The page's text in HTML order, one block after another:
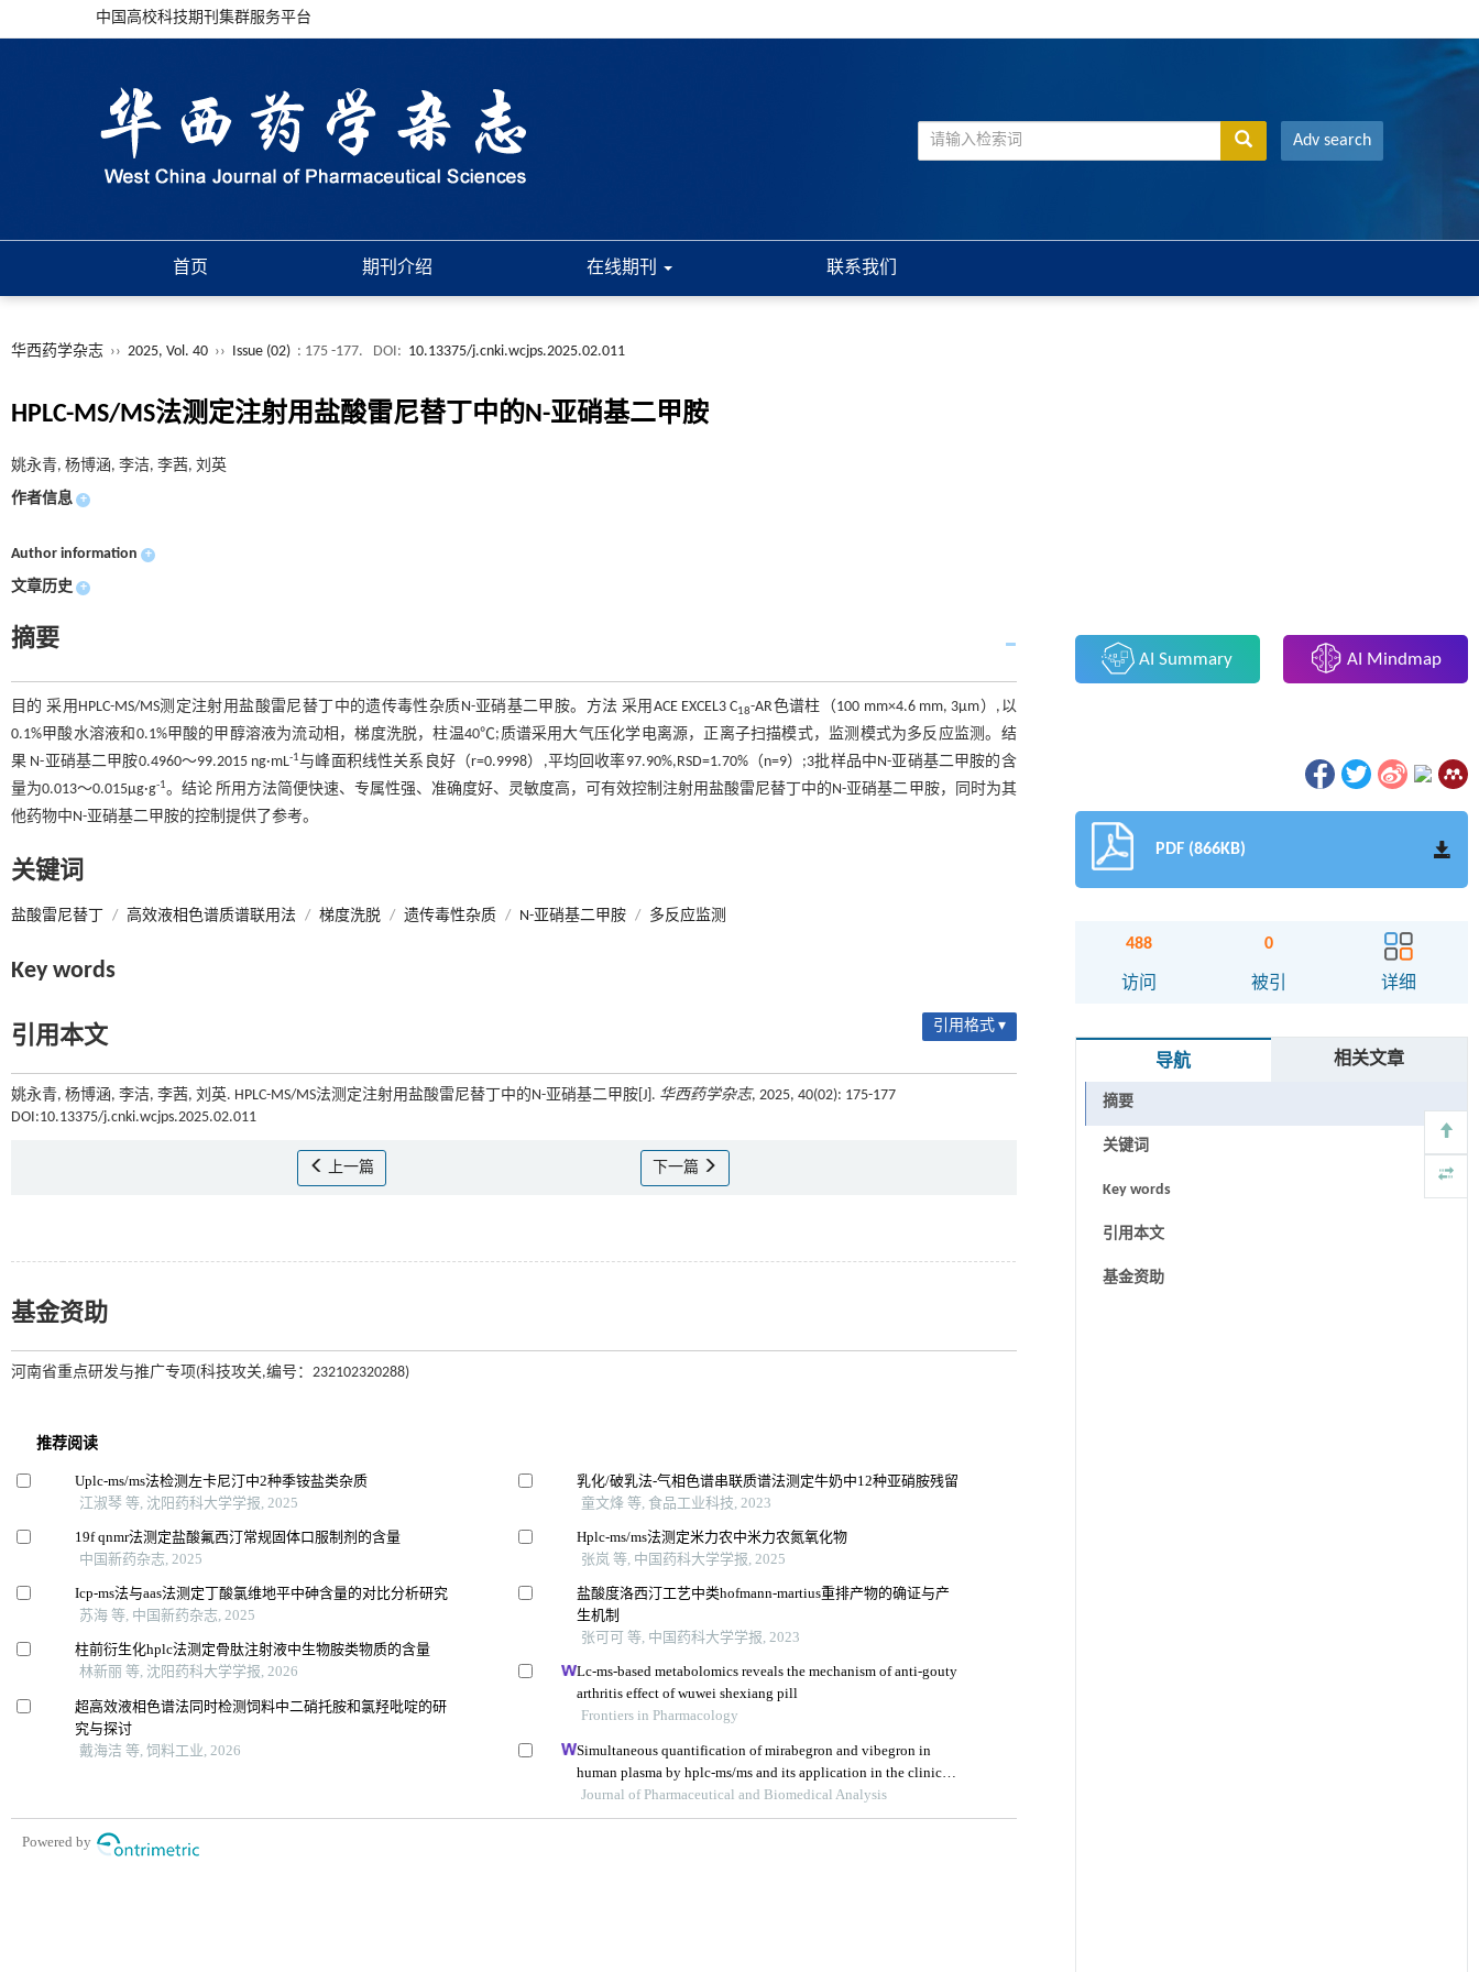
中国高校科技期刊集群服务平台
Adv search
首页 期刊介绍 在线期刊 联系我们
华西药学杂志 ›› 2025, Vol. 40 ›› Issue (02) : 175 -177. DOI: 10.13375/j.cnki.wcjps.2025.02.011
HPLC-MS/MS法测定注射用盐酸雷尼替丁中的N-亚硝基二甲胺
姚永青, 杨博涵, 李洁, 李茜, 刘英
作者信息 +
Author information +
文章历史 +
摘要
目的 采用HPLC-MS/MS测定注射用盐酸雷尼替丁中的遗传毒性杂质N-亚硝基二甲胺。方法 采用ACE EXCEL3 C18-AR色谱柱（100 mm×4.6 mm, 3μm）,以
0.1%甲酸水溶液和0.1%甲酸的甲醇溶液为流动相，梯度洗脱，柱温40℃;质谱采用大气压化学电离源，正离子扫描模式，监测模式为多反应监测。结
果 N-亚硝基二甲胺0.4960～99.2015 ng·mL-1与峰面积线性关系良好（r=0.9998）,平均回收率97.90%,RSD=1.70%（n=9）;3批样品中N-亚硝基二甲胺的含
量为0.013～0.015μg·g-1。结论 所用方法简便快速、专属性强、准确度好、灵敏度高，可有效控制注射用盐酸雷尼替丁中的N-亚硝基二甲胺，同时为其
他药物中N-亚硝基二甲胺的控制提供了参考。
关键词
盐酸雷尼替丁 / 高效液相色谱质谱联用法 / 梯度洗脱 / 遗传毒性杂质 / N-亚硝基二甲胺 / 多反应监测
Key words
引用本文 引用格式 ▾
姚永青, 杨博涵, 李洁, 李茜, 刘英. HPLC-MS/MS法测定注射用盐酸雷尼替丁中的N-亚硝基二甲胺[J]. 华西药学杂志, 2025, 40(02): 175-177
DOI:10.13375/j.cnki.wcjps.2025.02.011
上一篇 下一篇
基金资助
河南省重点研发与推广专项(科技攻关,编号：232102320288)
AI Summary AI Mindmap
PDF (866KB)
488
访问
0
被引 详细
导航 相关文章
摘要
关键词
Key words
引用本文
基金资助